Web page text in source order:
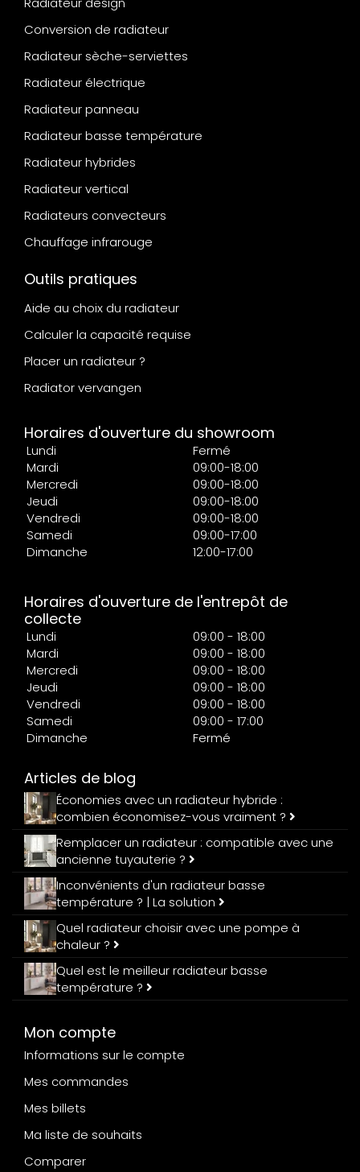
Conversion de radiateur
Radiateur sèche-serviettes
Radiateur électrique
Radiateur panneau
Radiateur basse température
Radiateur hybrides
Radiateur vertical
Radiateurs convecteurs
Chauffage infrarouge
Outils pratiques
Aide au choix du radiateur
Calculer la capacité requise
Placer un radiateur ?
Radiator vervangen
Horaires d'ouverture du showroom
Lundi
Fermé
Mardi
09:00-18:00
Mercredi
09:00-18:00
Jeudi
09:00-18:00
Vendredi
09:00-18:00
Samedi
09:00-17:00
Dimanche
12:00-17:00
Horaires d'ouverture de l'entrepôt de
collecte
Lundi
09:00 - 18:00
Mardi
09:00 - 18:00
Mercredi
09:00 - 18:00
Jeudi
09:00 - 18:00
Vendredi
09:00 - 18:00
Samedi
09:00 - 17:00
Dimanche
Fermé
Articles de blog
Économies avec un radiateur hybride :
combien économisez-vous vraiment ?
Remplacer un radiateur : compatible avec une
ancienne tuyauterie ?
Inconvénients d'un radiateur basse
température ? | La solution
Quel radiateur choisir avec une pompe à
chaleur ?
Quel est le meilleur radiateur basse
température ?
Mon compte
Informations sur le compte
Mes commandes
Mes billets
Ma liste de souhaits
Comparer